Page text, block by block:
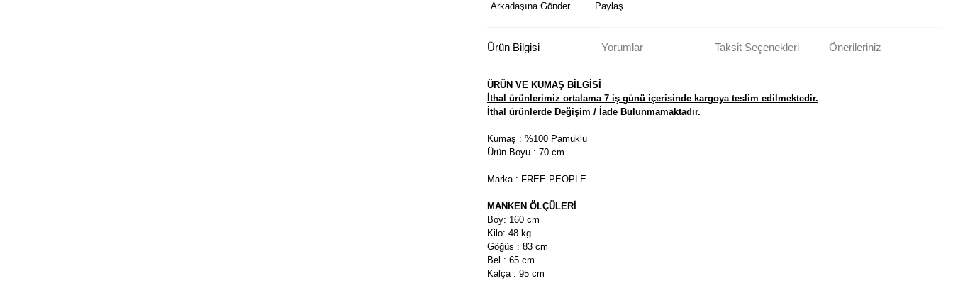
Arkadaşına Gönder Paylaş
Ürün Bilgisi Yorumlar Taksit Seçenekleri Önerileriniz
ÜRÜN VE KUMAŞ BİLGİSİ
İthal ürünlerimiz ortalama 7 iş günü içerisinde kargoya teslim edilmektedir.
İthal ürünlerde Değişim / İade Bulunmamaktadır.
Kumaş : %100 Pamuklu
Ürün Boyu : 70 cm
Marka : FREE PEOPLE
MANKEN ÖLÇÜLERİ
Boy: 160 cm
Kilo: 48 kg
Göğüs : 83 cm
Bel : 65 cm
Kalça : 95 cm